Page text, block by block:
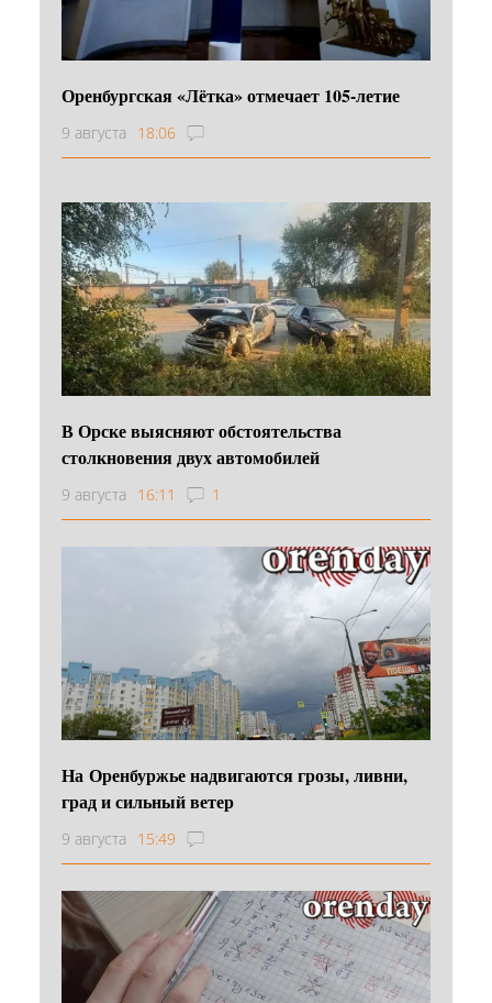
Оренбургская «Лётка» отмечает 105-летие
9 августа 18:06
В Орске выясняют обстоятельства
столкновения двух автомобилей
9 августа 16:11 1
На Оренбуржье надвигаются грозы, ливни,
град и сильный ветер
9 августа 15:49